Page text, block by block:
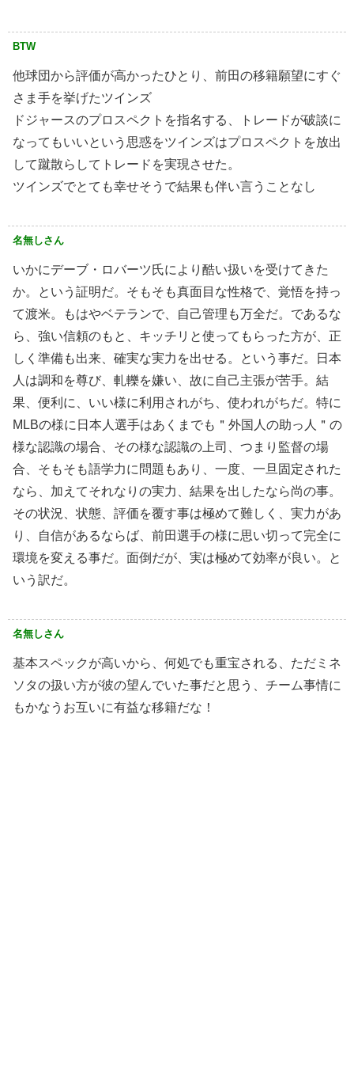
BTW
他球団から評価が高かったひとり、前田の移籍願望にすぐ
さま手を挙げたツインズ
ドジャースのプロスペクトを指名する、トレードが破談に
なってもいいという思惑をツインズはプロスペクトを放出
して蹴散らしてトレードを実現させた。
ツインズでとても幸せそうで結果も伴い言うことなし
名無しさん
いかにデーブ・ロバーツ氏により酷い扱いを受けてきた
か。という証明だ。そもそも真面目な性格で、覚悟を持っ
て渡米。もはやベテランで、自己管理も万全だ。であるな
ら、強い信頼のもと、キッチリと使ってもらった方が、正
しく準備も出来、確実な実力を出せる。という事だ。日本
人は調和を尊び、軋轢を嫌い、故に自己主張が苦手。結
果、便利に、いい様に利用されがち、使われがちだ。特に
MLBの様に日本人選手はあくまでも＂外国人の助っ人＂の
様な認識の場合、その様な認識の上司、つまり監督の場
合、そもそも語学力に問題もあり、一度、一旦固定された
なら、加えてそれなりの実力、結果を出したなら尚の事。
その状況、状態、評価を覆す事は極めて難しく、実力があ
り、自信があるならば、前田選手の様に思い切って完全に
環境を変える事だ。面倒だが、実は極めて効率が良い。と
いう訳だ。
名無しさん
基本スペックが高いから、何処でも重宝される、ただミネ
ソタの扱い方が彼の望んでいた事だと思う、チーム事情に
もかなうお互いに有益な移籍だな！